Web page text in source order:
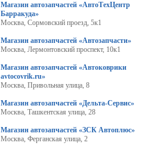
Магазин автозапчастей «АвтоТехЦентр
Барракуда»
Москва, Сормовский проезд, 5к1
Магазин автозапчастей «Автозапчасти»
Москва, Лермонтовский проспект, 10к1
Магазин автозапчастей «Автоковрики
avtocovrik.ru»
Москва, Привольная улица, 8
Магазин автозапчастей «Дельта-Сервис»
Москва, Ташкентская улица, 28
Магазин автозапчастей «ЗСК Автоплюс»
Москва, Ферганская улица, 2